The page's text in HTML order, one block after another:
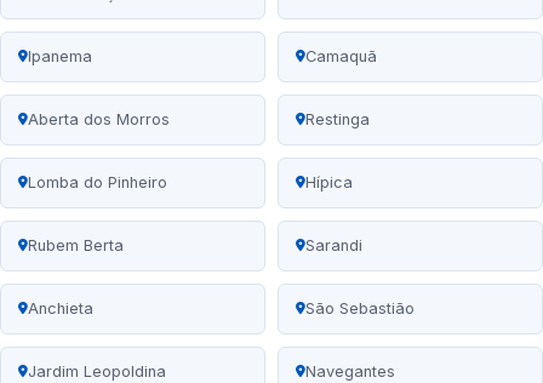
Ipanema Camaquã
Aberta dos Morros Restinga
Lomba do Pinheiro Hípica
Rubem Berta Sarandi
Anchieta São Sebastião
Jardim Leopoldina Navegantes